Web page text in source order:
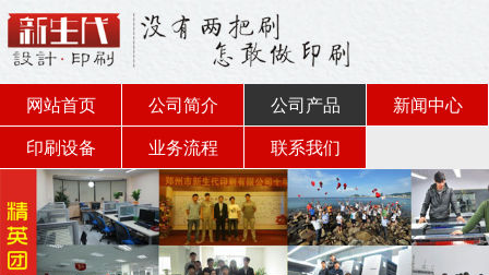
网站首页 公司简介 公司产品
新闻中心
印刷设备
业务流程 联系我们